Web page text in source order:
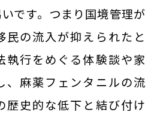
です。つまり国境管理が
民の流入が抑えられたと
執行をめぐる体験談や家
、麻薬フェンタニルの流
歴史的な低下と結び付け